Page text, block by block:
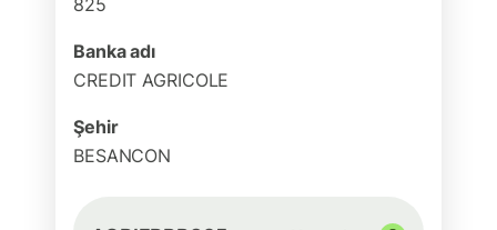
825
Banka adı
CREDIT AGRICOLE
Şehir
BESANCON